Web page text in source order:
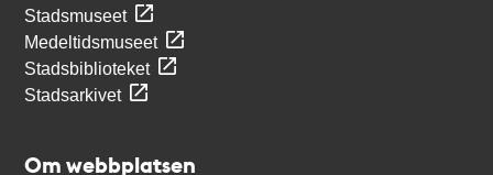
Stadsmuseet
Medeltidsmuseet
Stadsbiblioteket
Stadsarkivet
Om webbplatsen